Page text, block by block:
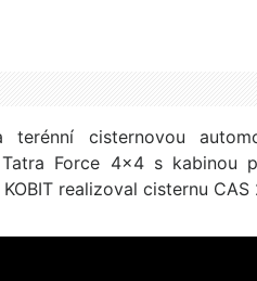
terénní cisternovou
Force 4×4 s kabinou
realizoval cisternu